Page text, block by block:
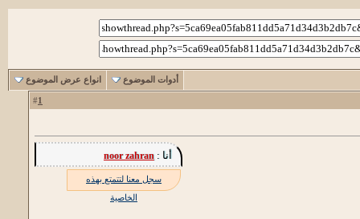
أدوات الموضوع انواع عرض الموضوع
1
أنا :noor zahran
سجل معنا لتتمتع بهذه
الخاصية